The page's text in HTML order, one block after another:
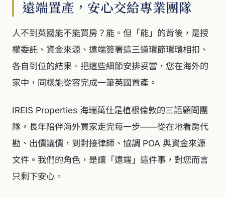
遠端置產，安心交給專業團隊
人不到英國能不能買房？能。但「能」的背後，是授
權委託、資金來源、遠端簽署這三道環節環環相扣、
各自到位的結果。把這些細節安排妥當，您在海外的
家中，同樣能從容完成一筆英國置產。
IREIS Properties 海瑞萬仕是植根倫敦的三語顧問團
隊，長年陪伴海外買家走完每一步——從在地看房代
勘、出價議價，到對接律師、協調 POA 與資金來源
文件。我們的角色，是讓「遠端」這件事，對您而言
只剩下安心。